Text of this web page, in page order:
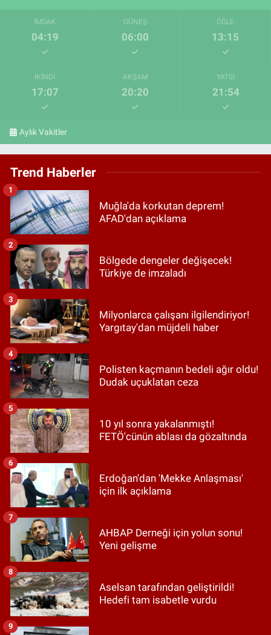
İMSAK
04:19
GÜNEŞ
06:00
ÖĞLE
13:15
İKINDI
17:07
AKŞAM
20:20
YATSI
21:54
Aylık Vakitler
Trend Haberler
Muğla'da korkutan deprem!
AFAD'dan açıklama
1
Bölgede dengeler değişecek!
Türkiye de imzaladı
2
Milyonlarca çalışanı ilgilendiriyor!
Yargıtay'dan müjdeli haber
3
Polisten kaçmanın bedeli ağır oldu!
Dudak uçuklatan ceza
4
10 yıl sonra yakalanmıştı!
FETÖ'cünün ablası da gözaltında
5
Erdoğan'dan 'Mekke Anlaşması'
için ilk açıklama
6
AHBAP Derneği için yolun sonu!
Yeni gelişme
7
Aselsan tarafından geliştirildi!
Hedefi tam isabetle vurdu
8
9